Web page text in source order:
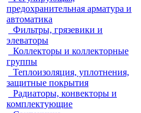
предохранительная арматура и
автоматика
Фильтры, грязевики и
элеваторы
Коллекторы и коллекторные
группы
Теплоизоляция, уплотнения,
защитные покрытия
Радиаторы, конвекторы и
комплектующие